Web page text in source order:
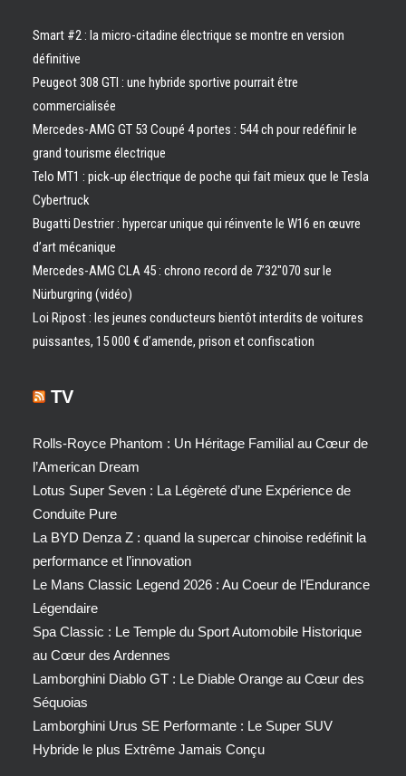
Smart #2 : la micro-citadine électrique se montre en version
définitive
Peugeot 308 GTI : une hybride sportive pourrait être
commercialisée
Mercedes-AMG GT 53 Coupé 4 portes : 544 ch pour redéfinir le
grand tourisme électrique
Telo MT1 : pick‑up électrique de poche qui fait mieux que le Tesla
Cybertruck
Bugatti Destrier : hypercar unique qui réinvente le W16 en œuvre
d’art mécanique
Mercedes-AMG CLA 45 : chrono record de 7’32″070 sur le
Nürburgring (vidéo)
Loi Ripost : les jeunes conducteurs bientôt interdits de voitures
puissantes, 15 000 € d’amende, prison et confiscation
TV
Rolls-Royce Phantom : Un Héritage Familial au Cœur de
l’American Dream
Lotus Super Seven : La Légèreté d’une Expérience de
Conduite Pure
La BYD Denza Z : quand la supercar chinoise redéfinit la
performance et l’innovation
Le Mans Classic Legend 2026 : Au Coeur de l’Endurance
Légendaire
Spa Classic : Le Temple du Sport Automobile Historique
au Cœur des Ardennes
Lamborghini Diablo GT : Le Diable Orange au Cœur des
Séquoias
Lamborghini Urus SE Performante : Le Super SUV
Hybride le plus Extrême Jamais Conçu